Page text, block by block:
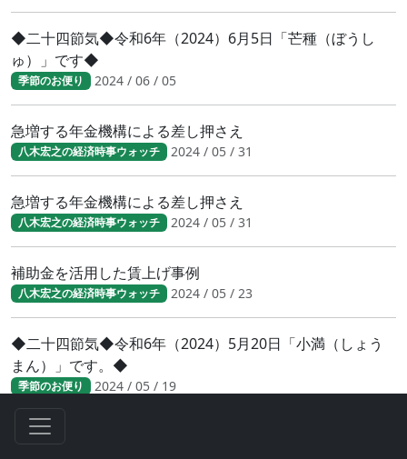
◆二十四節気◆令和6年（2024）6月5日「芒種（ぼうし
ゅ）」です◆
季節のお便り 2024 / 06 / 05
急増する年金機構による差し押さえ
八木宏之の経済時事ウォッチ 2024 / 05 / 31
急増する年金機構による差し押さえ
八木宏之の経済時事ウォッチ 2024 / 05 / 31
補助金を活用した賃上げ事例
八木宏之の経済時事ウォッチ 2024 / 05 / 23
◆二十四節気◆令和6年（2024）5月20日「小満（しょう
まん）」です。◆
季節のお便り 2024 / 05 / 19
「人手不足」関連倒産が急増。 「2024年問題」の直撃を受